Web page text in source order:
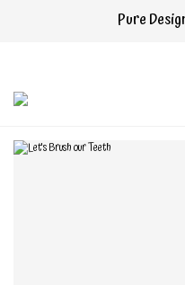
Pure